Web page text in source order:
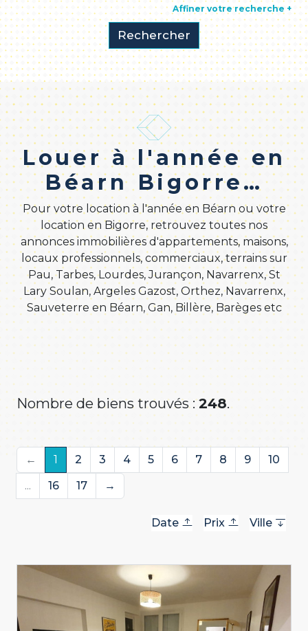
Affiner votre recherche +
Rechercher
Louer à l'année en
Béarn Bigorre…
Pour votre location à l'année en Béarn ou votre
location en Bigorre, retrouvez toutes nos
annonces immobilières d'appartements, maisons,
locaux professionnels, commerciaux, terrains sur
Pau, Tarbes, Lourdes, Jurançon, Navarrenx, St
Lary Soulan, Argeles Gazost, Orthez, Navarrenx,
Sauveterre en Béarn, Gan, Billère, Barèges etc
Nombre de biens trouvés :248.
← 1 2 3 4 5 6 7 8 9
10
...
16 17 →
Date Prix Ville